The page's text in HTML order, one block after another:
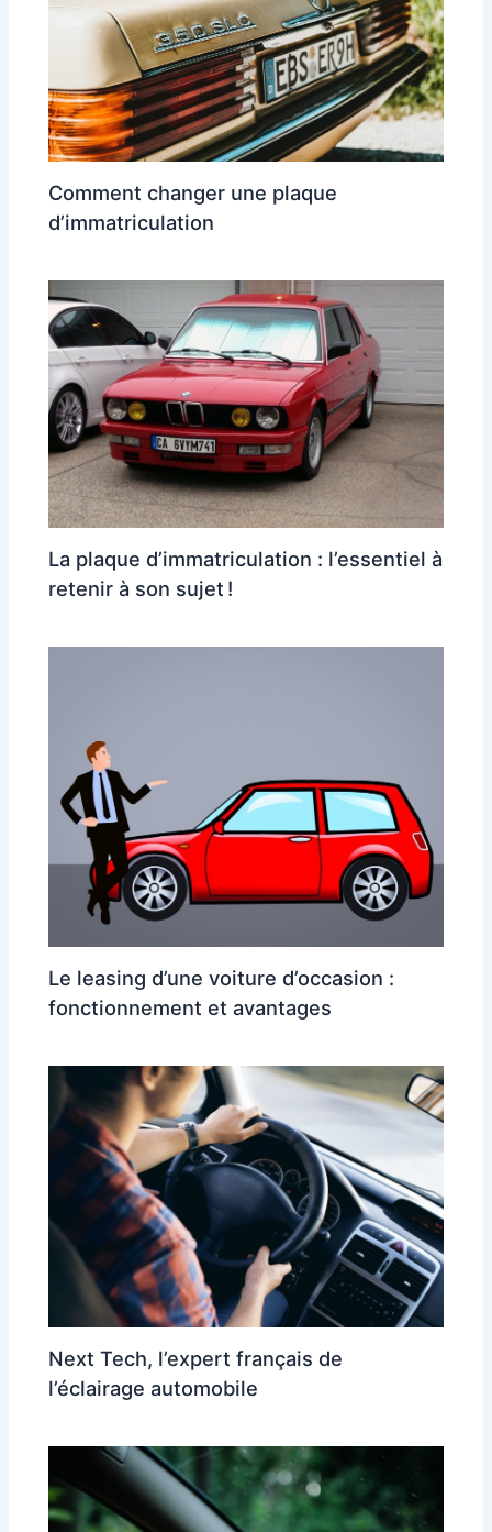
Comment changer une plaque
d’immatriculation
La plaque d’immatriculation : l’essentiel à
retenir à son sujet !
Le leasing d’une voiture d’occasion :
fonctionnement et avantages
Next Tech, l’expert français de
l’éclairage automobile